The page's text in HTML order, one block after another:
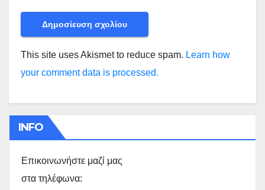
This site uses Akismet to reduce spam. Learn how
your comment data is processed.
INFO
Επικοινωνήστε μαζί μας
στα τηλέφωνα: